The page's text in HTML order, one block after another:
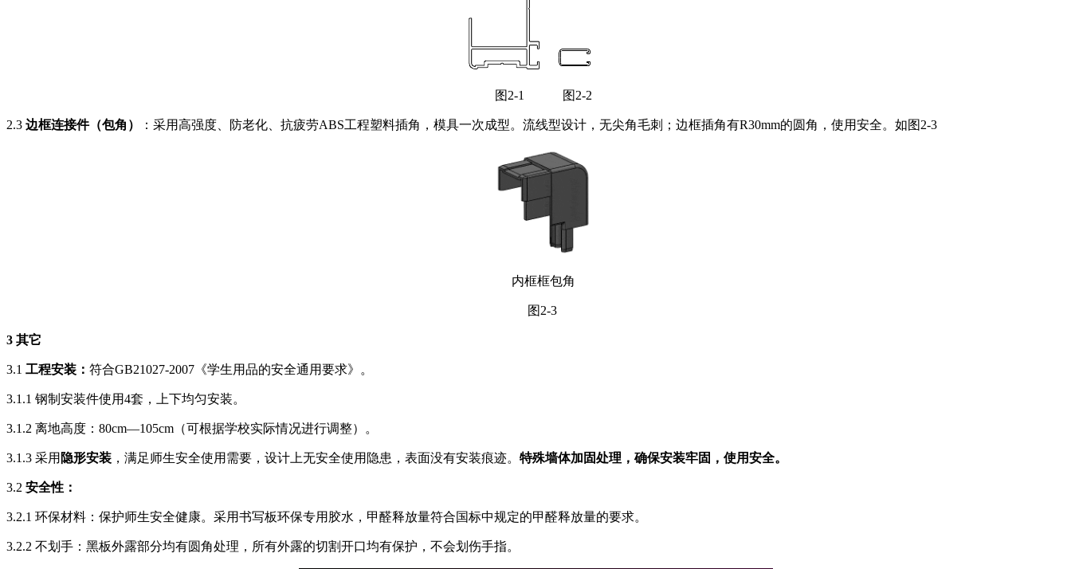
图2-1 图2-2
2.3 边框连接件（包角） ：采用高强度、防老化、抗疲劳ABS工程塑料插角，模具一次成型。流线型设计，无尖角毛刺；边框插角有R30mm的圆角，使用安全。如图2-3
内框框包角
图2-3
3 其它
3.1 工程安装： 符合GB21027-2007《学生用品的安全通用要求》。
3.1.1 钢制安装件使用4套，上下均匀安装。
3.1.2 离地高度：80cm—105cm（可根据学校实际情况进行调整）。
3.1.3 采用 隐形安装 ，满足师生安全使用需要，设计上无安全使用隐患，表面没有安装痕迹。 特殊墙体加固处理，确保安装牢固，使用安全。
3.2 安全性：
3.2.1 环保材料：保护师生安全健康。采用书写板环保专用胶水，甲醛释放量符合国标中规定的甲醛释放量的要求。
3.2.2 不划手：黑板外露部分均有圆角处理，所有外露的切割开口均有保护，不会划伤手指。